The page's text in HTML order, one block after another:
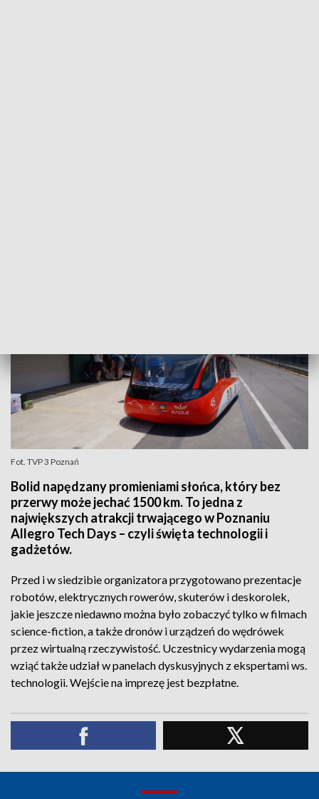
Fot. TVP 3 Poznań
Bolid napędzany promieniami słońca, który bez
przerwy może jechać 1500 km. To jedna z
największych atrakcji trwającego w Poznaniu
Allegro Tech Days – czyli święta technologii i
gadżetów.
Przed i w siedzibie organizatora przygotowano prezentacje
robotów, elektrycznych rowerów, skuterów i deskorolek,
jakie jeszcze niedawno można było zobaczyć tylko w filmach
science-fiction, a także dronów i urządzeń do wędrówek
przez wirtualną rzeczywistość. Uczestnicy wydarzenia mogą
wziąć także udział w panelach dyskusyjnych z ekspertami ws.
technologii. Wejście na imprezę jest bezpłatne.